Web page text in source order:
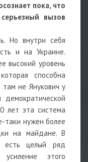
пока, что
вызов
Но внутри себя
и на Украине.
высокий уровень
способна
не Янукович у
лет эта система
таки нужен более
на майдане. В
есть целый ряд
этого